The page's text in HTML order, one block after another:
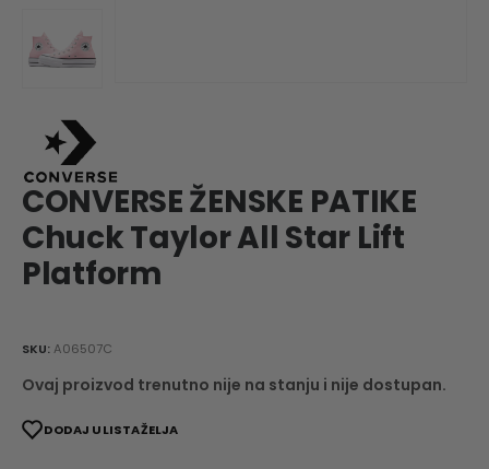
CONVERSE ŽENSKE PATIKE
Chuck Taylor All Star Lift
Platform
SKU:A06507C
Ovaj proizvod trenutno nije na stanju i nije dostupan.
DODAJ U LISTA ŽELJA